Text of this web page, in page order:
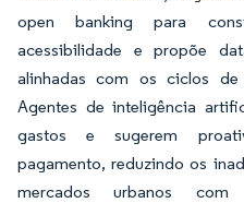
open banking para
acessibilidade e propõe
alinhadas com os ciclos de
Agentes de inteligência
gastos e sugerem
pagamento, reduzindo os
mercados urbanos com